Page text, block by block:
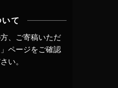
て
、ご寄稿いただ
ページをご確認
い。